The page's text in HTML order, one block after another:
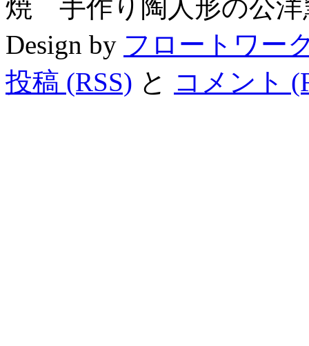
焼 手作り陶人形の公洋
Design by フロートワー
投稿 (RSS) と コメント